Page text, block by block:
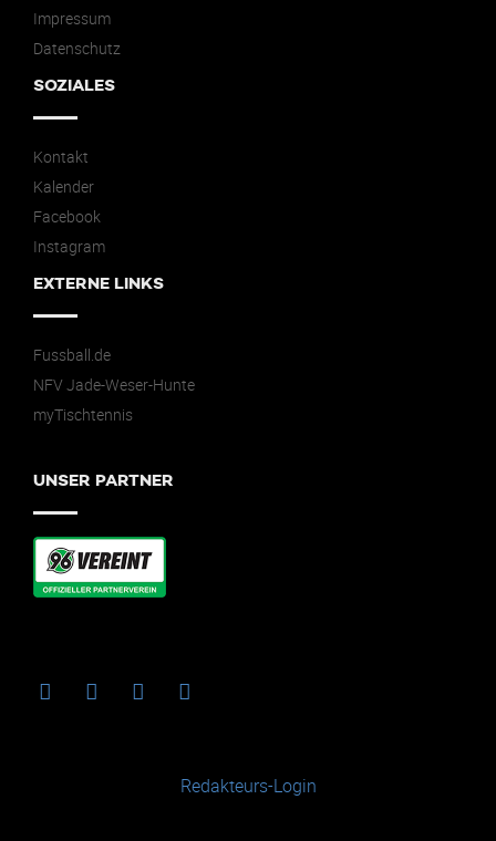
Impressum
Datenschutz
SOZIALES
Kontakt
Kalender
Facebook
Instagram
EXTERNE LINKS
Fussball.de
NFV Jade-Weser-Hunte
myTischtennis
UNSER PARTNER
Redakteurs-Login